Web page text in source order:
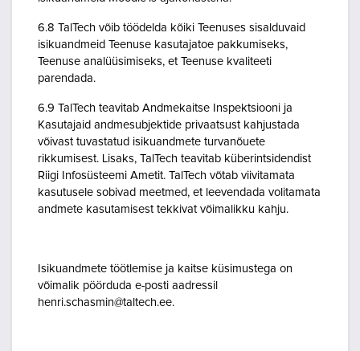
6.8 TalTech võib töödelda kõiki Teenuses sisalduvaid
isikuandmeid Teenuse kasutajatoe pakkumiseks,
Teenuse analüüsimiseks, et Teenuse kvaliteeti
parendada.
6.9 TalTech teavitab Andmekaitse Inspektsiooni ja
Kasutajaid andmesubjektide privaatsust kahjustada
võivast tuvastatud isikuandmete turvanõuete
rikkumisest. Lisaks, TalTech teavitab küberintsidendist
Riigi Infosüsteemi Ametit. TalTech võtab viivitamata
kasutusele sobivad meetmed, et leevendada volitamata
andmete kasutamisest tekkivat võimalikku kahju.
Isikuandmete töötlemise ja kaitse küsimustega on
võimalik pöörduda e-posti aadressil
henri.schasmin@taltech.ee.